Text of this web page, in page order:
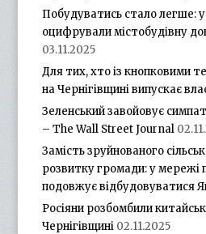
Побудуватись стало легше:
оцифрували містобудівну
03.11.2025
Для тих, хто із кнопковими
на Чернігівщині випускає
Зеленський завойовує
– The Wall Street Journal
Замість зруйнованого
розвитку громади: у мережі
подовжує відбудовуватися
Росіяни розбомбили
Чернігівщині 02.11.2025